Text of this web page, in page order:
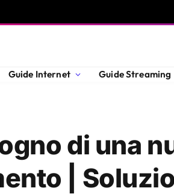
Guide Internet Guide Streaming
di una
|